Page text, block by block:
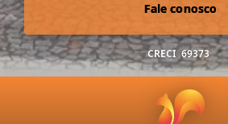
Fale conosco
CRECI 69373